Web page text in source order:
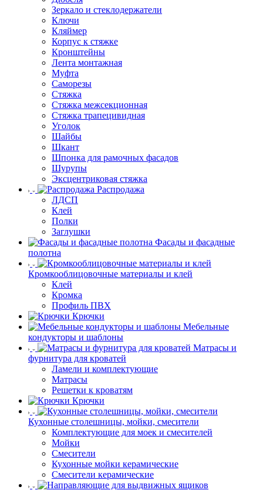
Зеркало и стеклодержатели
Ключи
Кляймер
Корпус к стяжке
Кронштейны
Лента монтажная
Муфта
Саморезы
Стяжка
Стяжка межсекционная
Стяжка трапецивидная
Уголок
Шайбы
Шкант
Шпонка для рамочных фасадов
Шурупы
Эксцентриковая стяжка
Распродажа
ЛДСП
Клей
Полки
Заглушки
Фасады и фасадные
полотна
Кромкооблицовочные материалы и клей
Клей
Кромка
Профиль ПВХ
Крючки
Мебельные
кондукторы и шаблоны
Матрасы и
фурнитура для кроватей
Ламели и комплектующие
Матрасы
Решетки к кроватям
Крючки
Кухонные столешницы, мойки, смесители
Комплектующие для моек и смесителей
Мойки
Смесители
Кухонные мойки керамические
Смесители керамические